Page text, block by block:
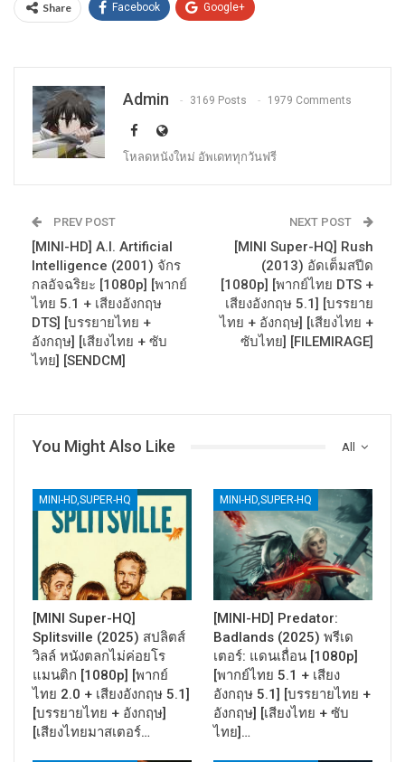
Share Facebook Google+
Admin 3169 Posts 1979 Comments
โหลดหนังใหม่ อัพเดททุกวันฟรี
PREV POST
[MINI-HD] A.I. Artificial
Intelligence (2001) จักร
กลอัจฉริยะ [1080p] [พากย์
ไทย 5.1 + เสียงอังกฤษ
DTS] [บรรยายไทย +
อังกฤษ] [เสียงไทย + ซับ
ไทย] [SENDCM]
NEXT POST
[MINI Super-HQ] Rush
(2013) อัดเต็มสปีด
[1080p] [พากย์ไทย DTS +
เสียงอังกฤษ 5.1] [บรรยาย
ไทย + อังกฤษ] [เสียงไทย +
ซับไทย] [FILEMIRAGE]
All
You Might Also Like
MINI-HD,SUPER-HQ
[MINI Super-HQ]
Splitsville (2025) สปลิตส์
วิลล์ หนังตลกไม่ค่อยโร
แมนติก [1080p] [พากย์
ไทย 2.0 + เสียงอังกฤษ 5.1]
[บรรยายไทย + อังกฤษ]
[เสียงไทยมาสเตอร์…
MINI-HD,SUPER-HQ
[MINI-HD] Predator:
Badlands (2025) พรีเด
เตอร์: แดนเถื่อน [1080p]
[พากย์ไทย 5.1 + เสียง
อังกฤษ 5.1] [บรรยายไทย +
อังกฤษ] [เสียงไทย + ซับ
ไทย]…